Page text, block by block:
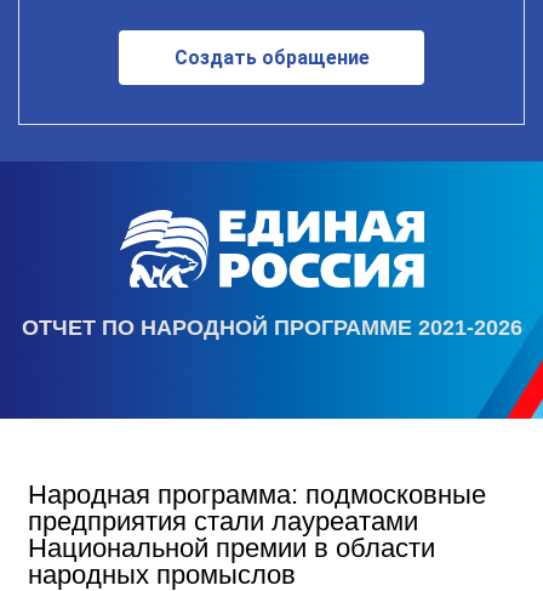
Создать обращение
ОТЧЕТ ПО НАРОДНОЙ ПРОГРАММЕ 2021-2026
Народная программа: подмосковные
предприятия стали лауреатами
Национальной премии в области
народных промыслов